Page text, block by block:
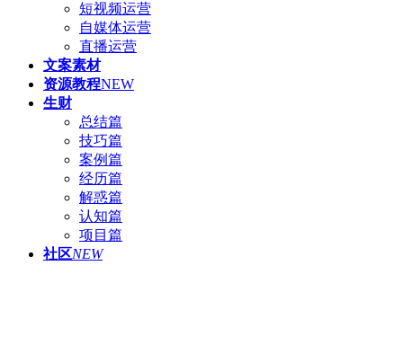
短视频运营
自媒体运营
直播运营
文案素材
资源教程NEW
生财
总结篇
技巧篇
案例篇
经历篇
解惑篇
认知篇
项目篇
社区NEW